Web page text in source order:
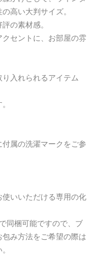
高い大判サイズ。
の素材感。
セントに、お部屋の雰
入れられるアイテム
属の洗濯マークをご参
いいただける専用の化
同梱可能ですので、ブ
み方法をご希望の際は